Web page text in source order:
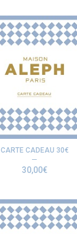
CARTE CADEAU 30€
30,00€